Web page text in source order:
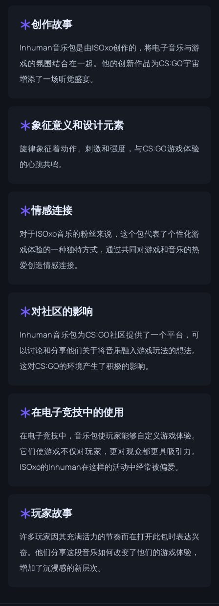
创作故事
Inhuman音乐包是由ISOxo创作的，将电子音乐与游
戏的氛围结合在一起。他的创新作品为CS:GO宇宙
增添了一场听觉盛宴。
象征意义和设计元素
旋律象征着动作、刺激和强度，与CS:GO游戏体验
的心跳共鸣。
情感连接
对于ISOxo音乐的粉丝来说，这个包代表了个性化游
戏体验的一种独特方式，通过共同对游戏和音乐的热
爱创造情感连接。
对社区的影响
Inhuman音乐包为CS:GO社区提供了一个平台，可
以讨论和分享他们关于将音乐融入游戏玩法的想法。
这对CS:GO的环境产生了积极的影响。
在电子竞技中的使用
在电子竞技中，音乐包使玩家能够自定义游戏体验。
它们使游戏不仅对玩家，更对观众都更具吸引力。
ISOxo的Inhuman在这样的活动中经常被偏爱。
玩家故事
许多玩家因其充满活力的节奏而在打开此包时表达兴
奋。他们分享这段音乐如何改变了他们的游戏体验，
增加了沉浸感的新层次。